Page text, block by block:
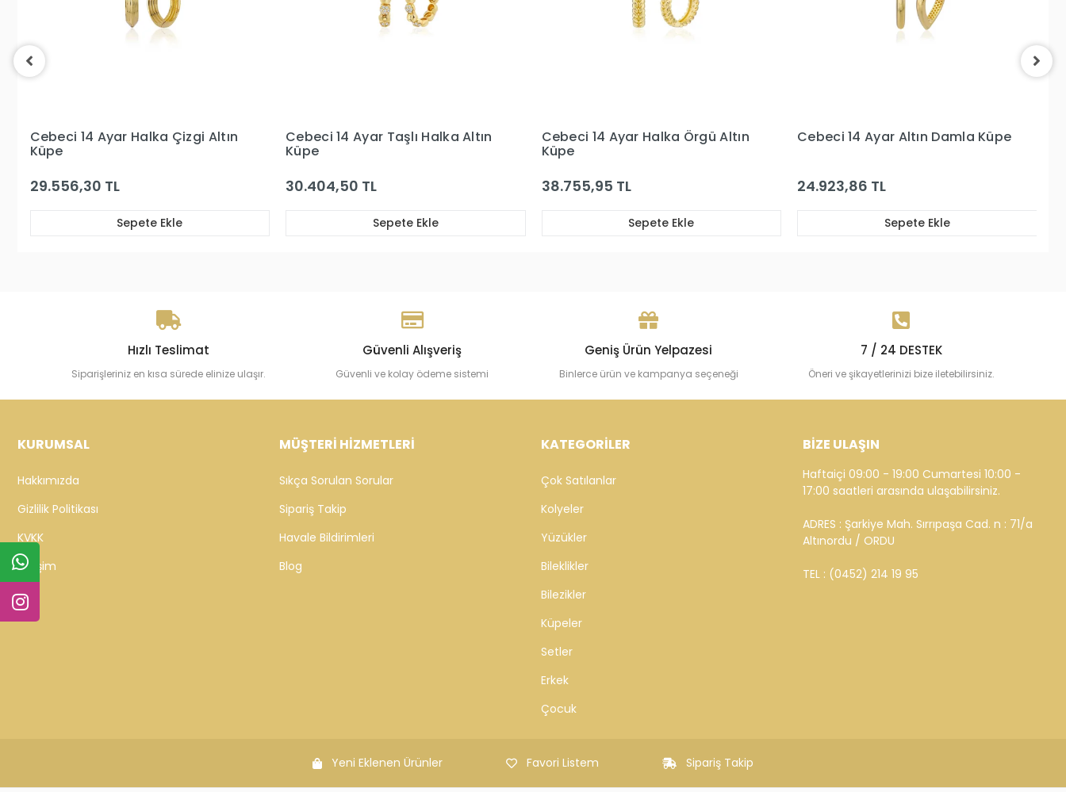
Cebeci 14 Ayar Taşlı Halka Altın
Küpe
30.404,50 TL
Sepete Ekle
Cebeci 14 Ayar Halka Örgü Altın
Küpe
38.755,95 TL
Sepete Ekle
Cebeci 14 Ayar Altın Damla Küpe
24.923,86 TL
Sepete Ekle
Cebeci 14 Ayar Beyaz Altın Küpe
15.658,97 TL
Sepete Ekle
Hızlı Teslimat
Siparişleriniz en kısa sürede elinize ulaşır.
Güvenli Alışveriş
Güvenli ve kolay ödeme sistemi
Geniş Ürün Yelpazesi
Binlerce ürün ve kampanya seçeneği
7 / 24 DESTEK
Öneri ve şikayetlerinizi bize iletebilirsiniz.
KURUMSAL
Hakkımızda
Gizlilik Politikası
KVKK
İletişim
MÜŞTERİ HİZMETLERİ
Sıkça Sorulan Sorular
Sipariş Takip
Havale Bildirimleri
Blog
KATEGORİLER
Çok Satılanlar
Kolyeler
Yüzükler
Bileklikler
Bilezikler
Küpeler
Setler
Erkek
Çocuk
BİZE ULAŞIN
Haftaiçi 09:00 - 19:00 Cumartesi 10:00 -
17:00 saatleri arasında ulaşabilirsiniz.
ADRES : Şarkiye Mah. Sırrıpaşa Cad. n : 71/a
Altınordu / ORDU
TEL : (0452) 214 19 95
Yeni Eklenen Ürünler Favori Listem Sipariş Takip